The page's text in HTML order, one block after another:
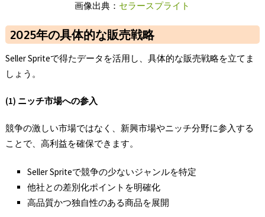
画像出典： セラースプライト
2025年の具体的な販売戦略
Seller Spriteで得たデータを活用し、具体的な販売戦略を立てま
しょう。
(1) ニッチ市場への参入
競争の激しい市場ではなく、新興市場やニッチ分野に参入する
ことで、高利益を確保できます。
Seller Spriteで競争の少ないジャンルを特定
他社との差別化ポイントを明確化
高品質かつ独自性のある商品を展開